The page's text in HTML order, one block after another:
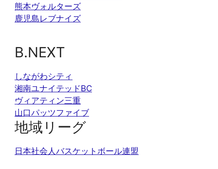
熊本ヴォルターズ
鹿児島レブナイズ
B.NEXT
しながわシティ
湘南ユナイテッドBC
ヴィアティン三重
山口パッツファイブ
地域リーグ
日本社会人バスケットボール連盟